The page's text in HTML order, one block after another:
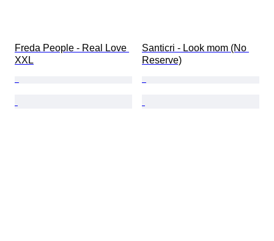
Freda People - Real Love
XXL
Santicri - Look mom (No
Reserve)